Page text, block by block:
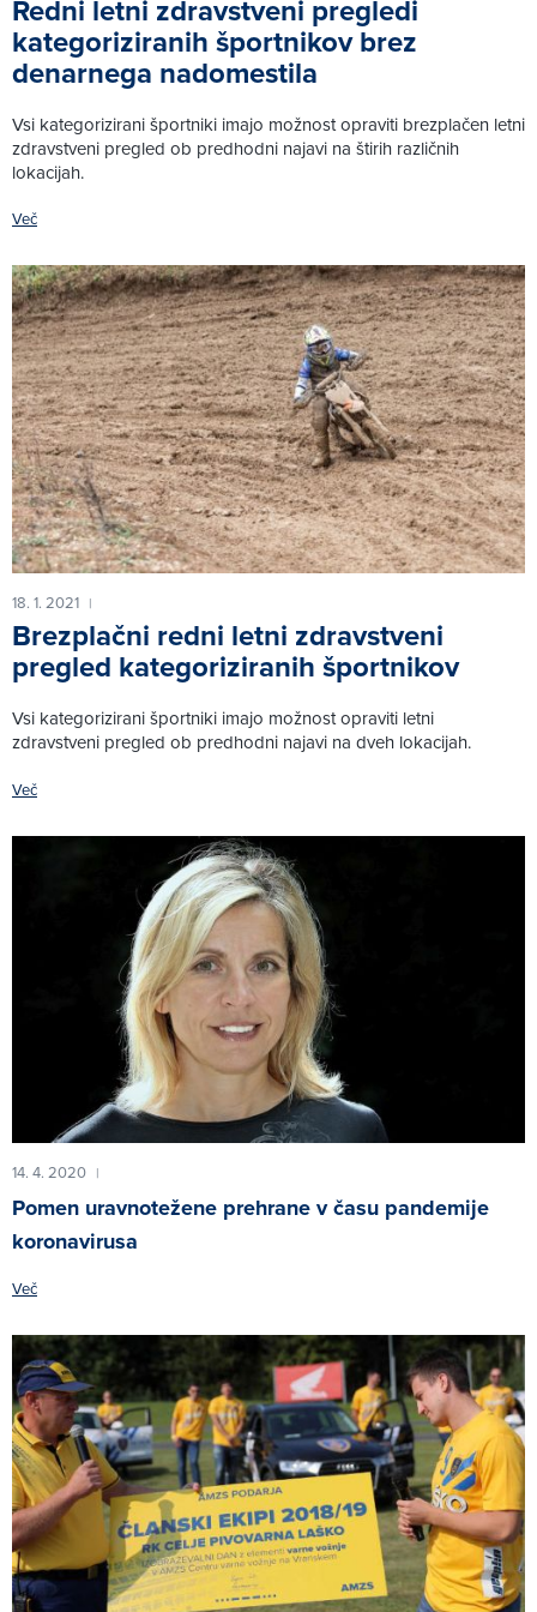
Redni letni zdravstveni pregledi
kategoriziranih športnikov brez
denarnega nadomestila
Vsi kategorizirani športniki imajo možnost opraviti brezplačen letni
zdravstveni pregled ob predhodni najavi na štirih različnih
lokacijah.
Več
18. 1. 2021 |
Brezplačni redni letni zdravstveni
pregled kategoriziranih športnikov
Vsi kategorizirani športniki imajo možnost opraviti letni
zdravstveni pregled ob predhodni najavi na dveh lokacijah.
Več
14. 4. 2020 |
Pomen uravnotežene prehrane v času pandemije
koronavirusa
Več